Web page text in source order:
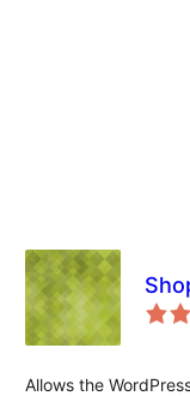
Allows the